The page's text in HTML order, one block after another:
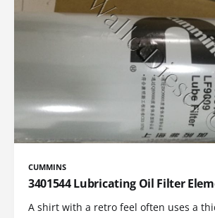
CUMMINS
3401544 Lubricating Oil Filter
A shirt with a retro feel often uses a